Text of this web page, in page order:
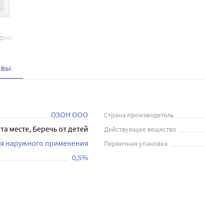
ОЗОН ООО Страна производитель
месте, Беречь от детей Действующее вещество
наружного применения Первичная упаковка
0,5%